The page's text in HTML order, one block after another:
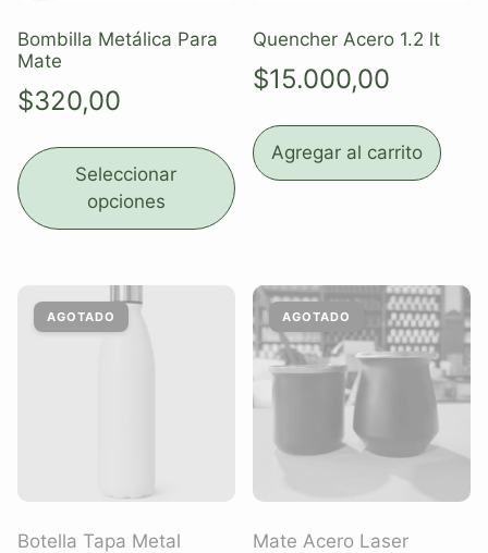
Bombilla Metálica Para
Mate
$320,00
Seleccionar
opciones
Quencher Acero 1.2 lt
$15.000,00
Agregar al carrito
Botella Tapa Metal Mate Acero Laser